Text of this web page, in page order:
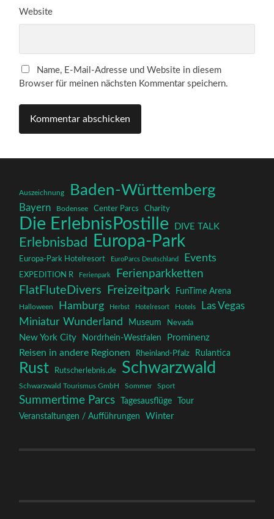
Website
Name, E-Mail-Adresse und Website in diesem
Browser für meinen nächsten Kommentar speichern.
Auszeichnung Baden-Württemberg
Bayern Bodensee Center Parcs Charity
Die ErlebnisPostille DIVE TALK
Erlebnisbad Europa-Park
Europa-Park Hotelresort EuroParcs Deutschland Events
EXPEDITION R Ferienpark Ferienparkketten
FlatFluteDivers Freizeitpark FunTime Arena
Halloween Hamburg Herbst Hotelresort Hotels
Las Vegas
Miniatur Wunderland
Museum Nevada
New York City Nordrhein-Westfalen Prominenz
Reisen in andere Regionen Rheinland-Pfalz Rulantica
Rust Rutscherlebnis.de Schwarzwald
Schwarzwald Tourismus GmbH Sommer Sport
Summertime Parcs Tagesausflüge
Tour
Veranstaltungen / Aufführungen
Winter